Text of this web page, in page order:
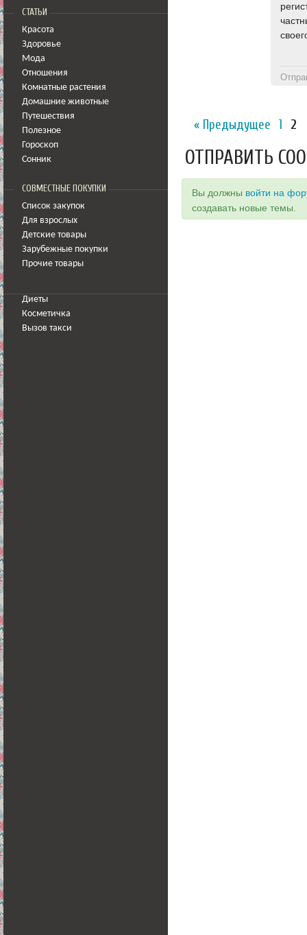
СТАТЬИ
Красота
Здоровье
Мода
Отношения
Комнатные растения
Домашние животные
Путешествия
Полезное
Гороскоп
Сонник
СОВМЕСТНЫЕ ПОКУПКИ
Список закупок
Для взрослых
Детские товары
Зарубежные покупки
Прочие товары
Диеты
Косметичка
Вызов такси
« Предыдущее 1 2
ОТПРАВИТЬ
Вы должны войти на
создавать новые темы.